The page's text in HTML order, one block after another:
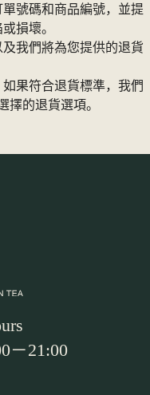
號碼和商品編號，並提
損壞。
我們將為您提供的退貨
果符合退貨標準，我們
擇的退貨選項。
－21:00